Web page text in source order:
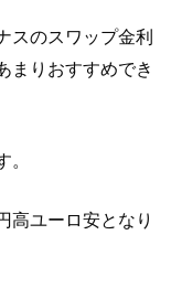
スのスワップ金利
まりおすすめでき
高ユーロ安となり